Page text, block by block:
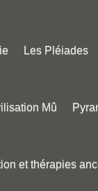
Les Pléiades
Mû
et thérapies